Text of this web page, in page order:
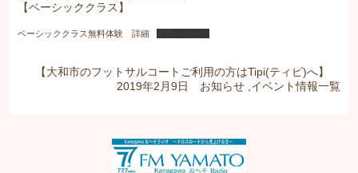
【ベーシッククラス】
ベーシッククラス無料体験 詳細 ダウンロード
【大和市のフットサルコートご利用の方はTipi(ティピ)へ】
2019年2月9日 お知らせ, イベント情報一覧